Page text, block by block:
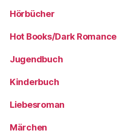
Hörbücher
Hot Books/Dark Romance
Jugendbuch
Kinderbuch
Liebesroman
Märchen